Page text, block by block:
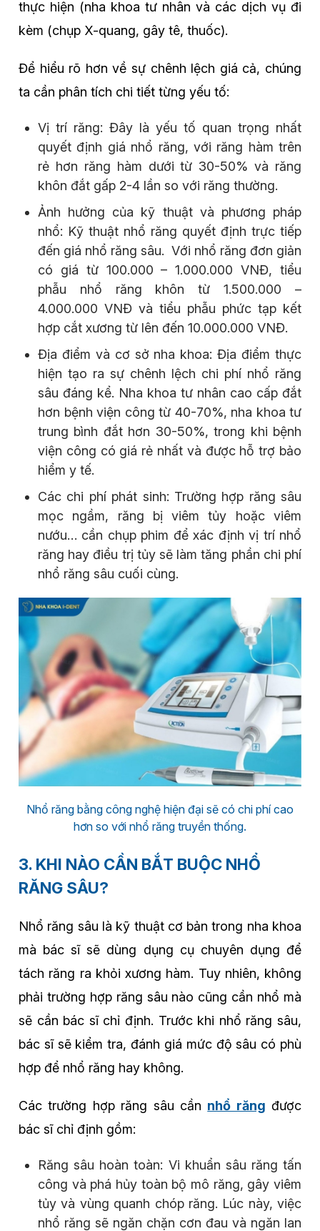
thực hiện (nha khoa tư nhân và các dịch vụ đi
kèm (chụp X-quang, gây tê, thuốc).
Để hiểu rõ hơn về sự chênh lệch giá cả, chúng
ta cần phân tích chi tiết từng yếu tố:
Vị trí răng: Đây là yếu tố quan trọng nhất
quyết định giá nhổ răng, với răng hàm trên
rẻ hơn răng hàm dưới từ 30-50% và răng
khôn đắt gấp 2-4 lần so với răng thường.
Ảnh hưởng của kỹ thuật và phương pháp
nhổ: Kỹ thuật nhổ răng quyết định trực tiếp
đến giá nhổ răng sâu. Với nhổ răng đơn giản
có giá từ 100.000 – 1.000.000 VNĐ, tiểu
phẫu nhổ răng khôn từ 1.500.000 –
4.000.000 VNĐ và tiểu phẫu phức tạp kết
hợp cắt xương từ lên đến 10.000.000 VNĐ.
Địa điểm và cơ sở nha khoa: Địa điểm thực
hiện tạo ra sự chênh lệch chi phí nhổ răng
sâu đáng kể. Nha khoa tư nhân cao cấp đắt
hơn bệnh viện công từ 40-70%, nha khoa tư
trung bình đắt hơn 30-50%, trong khi bệnh
viện công có giá rẻ nhất và được hỗ trợ bảo
hiểm y tế.
Các chi phí phát sinh: Trường hợp răng sâu
mọc ngầm, răng bị viêm tủy hoặc viêm
nướu… cần chụp phim để xác định vị trí nhổ
răng hay điều trị tủy sẽ làm tăng phần chi phí
nhổ răng sâu cuối cùng.
Nhổ răng bằng công nghệ hiện đại sẽ có chi phí cao
hơn so với nhổ răng truyền thống.
3. KHI NÀO CẦN BẮT BUỘC NHỔ
RĂNG SÂU?
Nhổ răng sâu là kỹ thuật cơ bản trong nha khoa
mà bác sĩ sẽ dùng dụng cụ chuyên dụng để
tách răng ra khỏi xương hàm. Tuy nhiên, không
phải trường hợp răng sâu nào cũng cần nhổ mà
sẽ cần bác sĩ chỉ định. Trước khi nhổ răng sâu,
bác sĩ sẽ kiểm tra, đánh giá mức độ sâu có phù
hợp để nhổ răng hay không.
Các trường hợp răng sâu cần nhổ răng được
bác sĩ chỉ định gồm:
Răng sâu hoàn toàn: Vi khuẩn sâu răng tấn
công và phá hủy toàn bộ mô răng, gây viêm
tủy và vùng quanh chóp răng. Lúc này, việc
nhổ răng sẽ ngăn chặn cơn đau và ngăn lan